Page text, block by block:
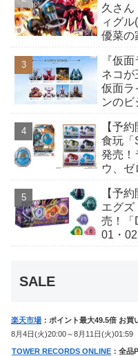
久さん
ィグル
優菜の
んも変
『仮
ネコが
仮面ラ
ンのビ
【予
食玩「
発売！
ウ、ゼ
【予
エグズ
売！「
01・
SALE
楽天市場 ：ポイント最大49.5倍 お買
8月4日(火)20:00～8月11日(火)01:59
TOWER RECORDS ONLINE ：全品